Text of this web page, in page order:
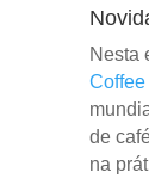
Nesta
de
na